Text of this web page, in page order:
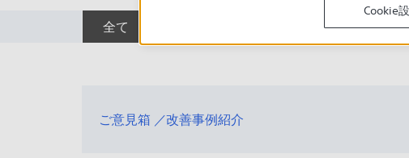
全て 取扱説明書
ご意見箱 ／改善事例紹介
Cookie